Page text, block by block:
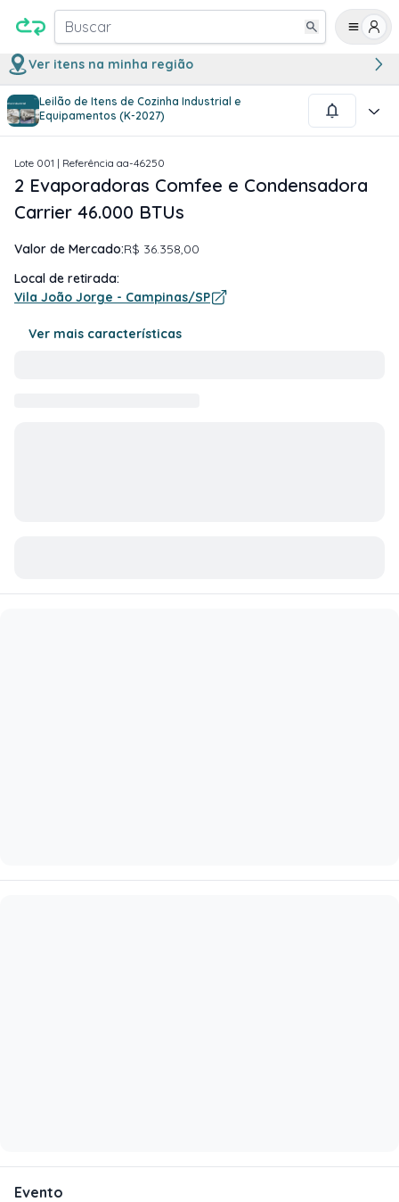
Buscar
Ver itens na minha região
Leilão de Itens de Cozinha Industrial e
Equipamentos (K-2027)
1/4
Lote 001 | Referência aa-46250
2 Evaporadoras Comfee e Condensadora
Carrier 46.000 BTUs
Valor de Mercado:R$ 36.358,00
Local de retirada:
Vila João Jorge - Campinas/SP
Ver mais características
Evento